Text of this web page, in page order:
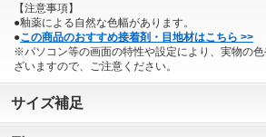
【注意事項】
●釉薬による自然な色幅があります。
●この商品のおすすめ接着剤・目地材はこちら >>
※パソコン等の画面の特性や設定により、実物の
ざいますので、ご注意ください。
サイズ補足